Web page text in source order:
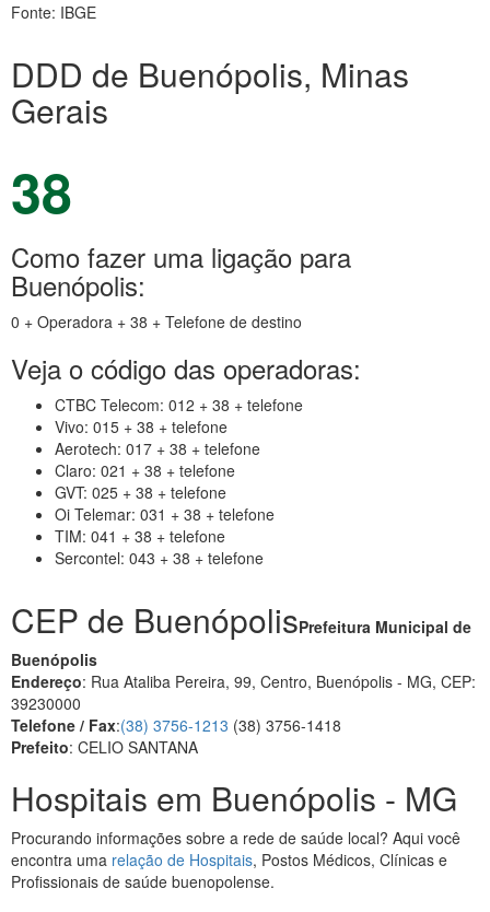
Fonte: IBGE
DDD de Buenópolis, Minas
Gerais
38
Como fazer uma ligação para
Buenópolis:
0 + Operadora + 38 + Telefone de destino
Veja o código das operadoras:
CTBC Telecom: 012 + 38 + telefone
Vivo: 015 + 38 + telefone
Aerotech: 017 + 38 + telefone
Claro: 021 + 38 + telefone
GVT: 025 + 38 + telefone
Oi Telemar: 031 + 38 + telefone
TIM: 041 + 38 + telefone
Sercontel: 043 + 38 + telefone
CEP de BuenópolisPrefeitura Municipal de
Buenópolis
Endereço: Rua Ataliba Pereira, 99, Centro, Buenópolis - MG, CEP:
39230000
Telefone / Fax:(38) 3756-1213 (38) 3756-1418
Prefeito: CELIO SANTANA
Hospitais em Buenópolis - MG
Procurando informações sobre a rede de saúde local? Aqui você
encontra uma relação de Hospitais, Postos Médicos, Clínicas e
Profissionais de saúde buenopolense.